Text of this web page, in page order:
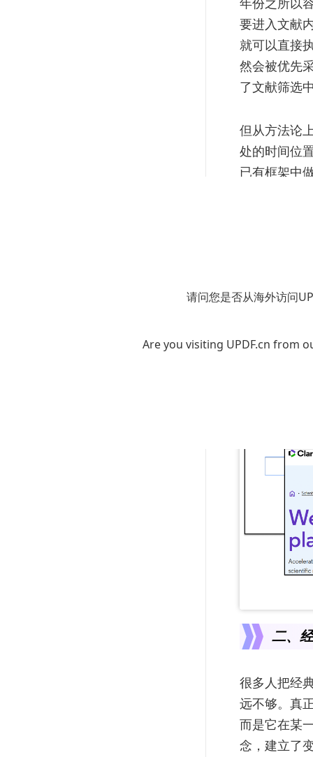
请问您是否从海外访问
Are you visiting UPDF.cn from
要进入文献
就可以直接
然会被优先
了文献筛选
但从方法论
处的时间位
已有框架中
Scopus中，
研究。实际
二、
很多人把经
远不够。真
而是它在某
念，建立了